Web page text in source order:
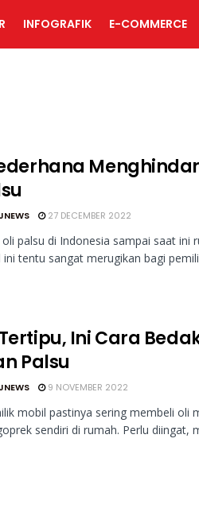
INFOGRAFIK E-COMMERCE
27 DECEMBER 2022
palsu di Indonesia sampai saat ini
tentu sangat merugikan bagi
Ini Cara
Palsu
9 NOVEMBER 2022
mobil pastinya sering membeli oli
sendiri di rumah. Perlu diingat,